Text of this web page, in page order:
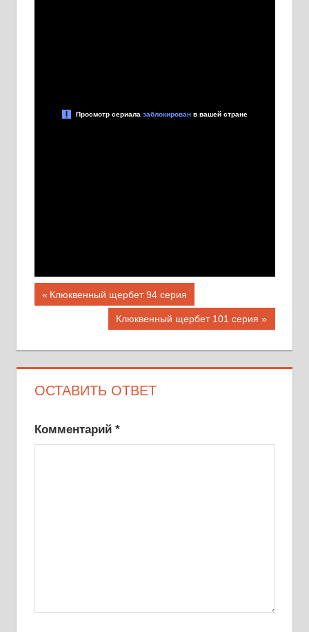
Навигация
записям
Предыдущая
Клюквенный щербет 94 серия
Следующая
Клюквенный щербет 101 серия
ОСТАВИТЬ ОТВЕТ
Комментарий *